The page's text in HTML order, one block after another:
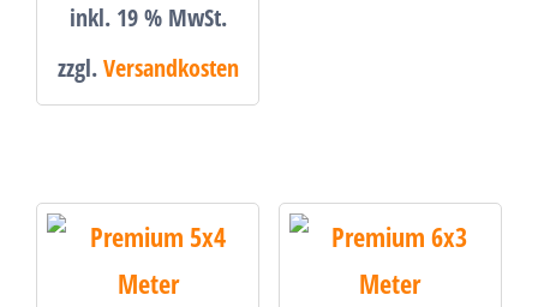
inkl. 19 % MwSt.
zzgl.Versandkosten